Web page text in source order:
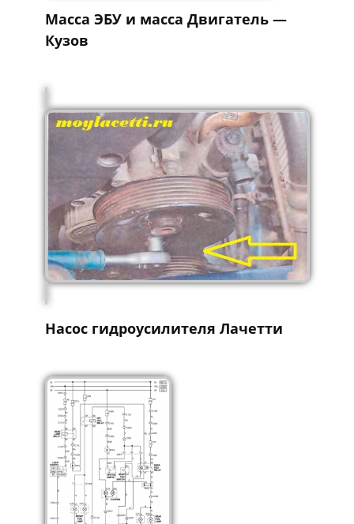
Масса ЭБУ и масса Двигатель —
Кузов
Насос гидроусилителя Лачетти